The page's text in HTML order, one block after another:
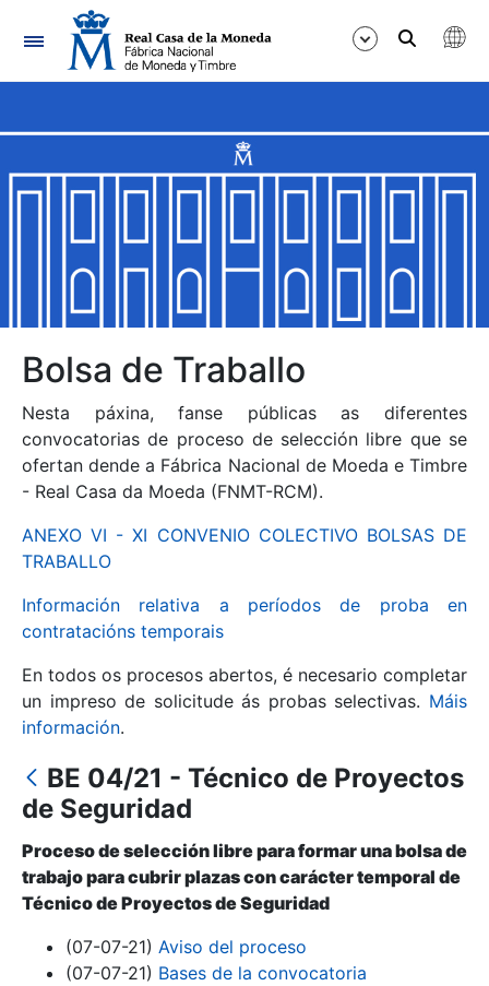
Navegación
Mostrar/Ocultar
Mostrar/Ocultar
Mostrar/Ocultar
Mostrar/Ocultar
Mostrar/Ocultar
Mostrar/Ocultar
Mostrar/Ocultar
Bolsa de Traballo
Nesta páxina, fanse públicas as diferentes
convocatorias de proceso de selección libre que se
ofertan dende a Fábrica Nacional de Moeda e Timbre
- Real Casa da Moeda (FNMT-RCM).
ANEXO VI - XI CONVENIO COLECTIVO BOLSAS DE
TRABALLO
Información relativa a períodos de proba en
contratacións temporais
En todos os procesos abertos, é necesario completar
un impreso de solicitude ás probas selectivas. Máis
información.
BE 04/21 - Técnico de Proyectos
de Seguridad
Proceso de selección libre para formar una bolsa de
trabajo para cubrir plazas con carácter temporal de
Técnico de Proyectos de Seguridad
(07-07-21) Aviso del proceso
(07-07-21) Bases de la convocatoria